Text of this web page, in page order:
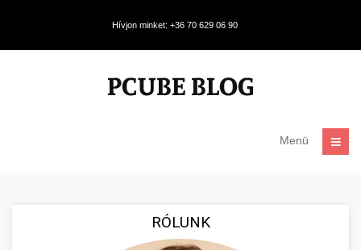
Hívjon minket: +36 70 629 06 90
Menü
RÓLUNK